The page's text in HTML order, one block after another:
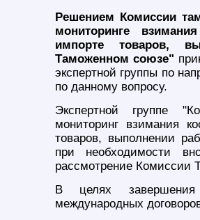
Решением Комиссии
мониторинге
импорте товаров,
Таможенном союзе"
экспертной группы по
по данному вопросу.
Экспертной группе
мониторинг взимания
товаров, выполнении
при необходимости
рассмотрение Комиссии
В целях завершения
международных